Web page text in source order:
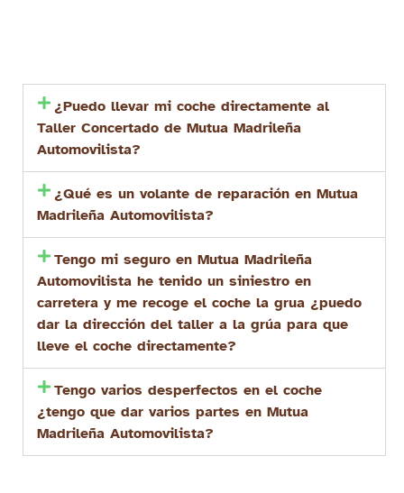
¿Puedo llevar mi coche directamente al
Taller Concertado de Mutua Madrileña
Automovilista?
¿Qué es un volante de reparación en Mutua
Madrileña Automovilista?
Tengo mi seguro en Mutua Madrileña
Automovilista he tenido un siniestro en
carretera y me recoge el coche la grua ¿puedo
dar la dirección del taller a la grúa para que
lleve el coche directamente?
Tengo varios desperfectos en el coche
¿tengo que dar varios partes en Mutua
Madrileña Automovilista?